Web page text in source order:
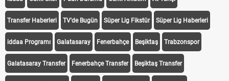
Transfer Haberleri TV'de Bugün Süper Lig Fikstür Süper Lig Haberleri
iddaa Programı Galatasaray Fenerbahçe Beşiktaş Trabzonspor
Galatasaray Transfer Fenerbahçe Transfer Beşiktaş Transfer